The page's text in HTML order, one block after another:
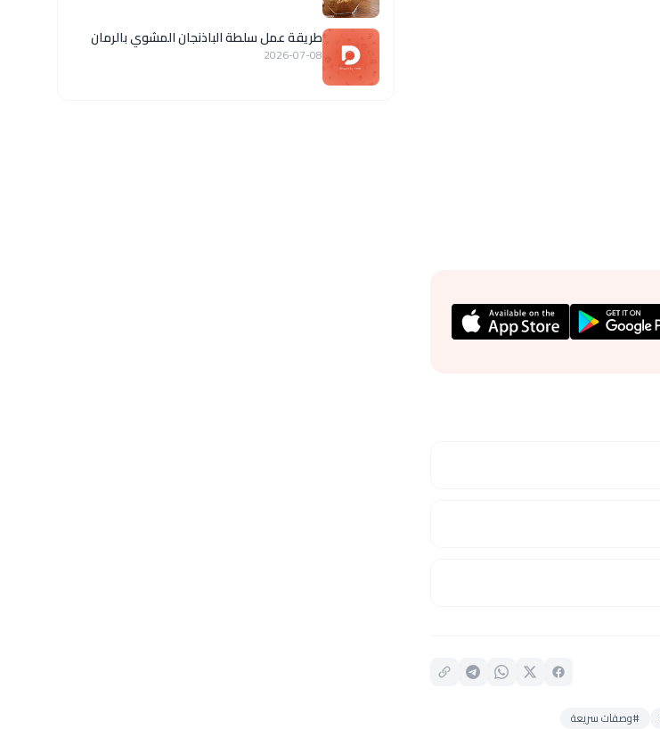
#وصفات سريعة
طريقة عمل سلطة الباذنجان المشوي بالرمان
2026-07-08